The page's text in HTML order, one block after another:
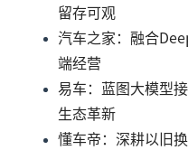
留存可观
汽车之家：融合
端经营
易车：蓝图大模型
生态革新
懂车帝：深耕以旧